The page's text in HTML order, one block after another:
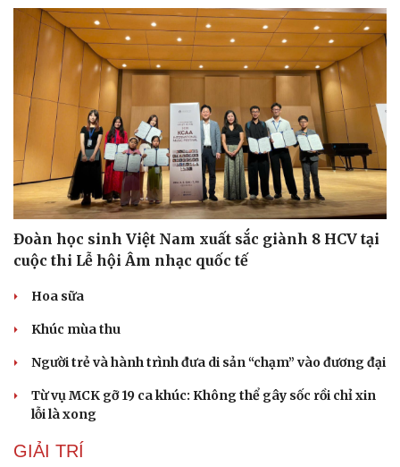
Dinh dưỡng - món ngon
Đoàn học sinh Việt Nam xuất sắc giành 8 HCV tại
cuộc thi Lễ hội Âm nhạc quốc tế
Hoa sữa
Khúc mùa thu
Người trẻ và hành trình đưa di sản “chạm” vào đương đại
Từ vụ MCK gỡ 19 ca khúc: Không thể gây sốc rồi chỉ xin
lỗi là xong
GIẢI TRÍ